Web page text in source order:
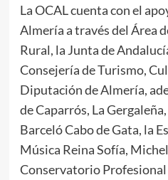
La OCAL cuenta con el
Almería a través del Área
Rural, la Junta de
Consejería de Turismo,
Diputación de Almería,
de Caparrós, La
Barceló Cabo de Gata, la
Música Reina Sofía,
Conservatorio Profesional